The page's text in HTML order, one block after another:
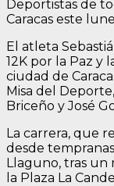
Deportistas de
Caracas este
El atleta
12K por la Paz y
ciudad de
Misa del
Briceño y José
La carrera, que
desde
Llaguno, tras
la Plaza La